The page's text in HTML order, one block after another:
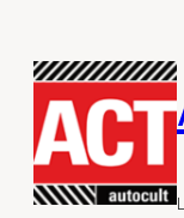
au
contenu